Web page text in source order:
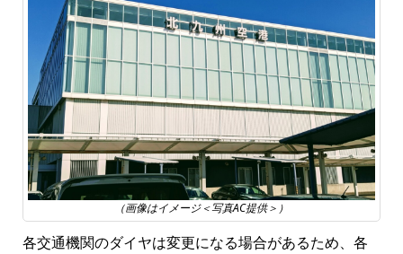
（画像はイメージ＜写真AC提供＞）
各交通機関のダイヤは変更になる場合があるため、各